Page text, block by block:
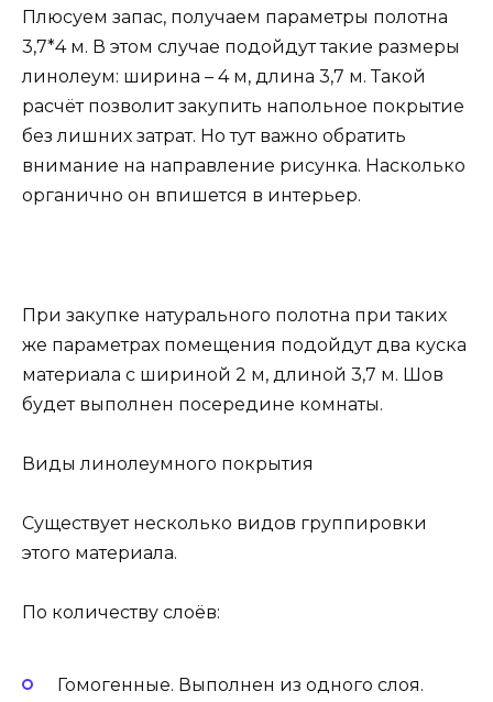
Плюсуем запас, получаем параметры полотна
3,7*4 м. В этом случае подойдут такие размеры
линолеум: ширина – 4 м, длина 3,7 м. Такой
расчёт позволит закупить напольное покрытие
без лишних затрат. Но тут важно обратить
внимание на направление рисунка. Насколько
органично он впишется в интерьер.
При закупке натурального полотна при таких
же параметрах помещения подойдут два куска
материала с шириной 2 м, длиной 3,7 м. Шов
будет выполнен посередине комнаты.
Виды линолеумного покрытия
Существует несколько видов группировки
этого материала.
По количеству слоёв:
Гомогенные. Выполнен из одного слоя.